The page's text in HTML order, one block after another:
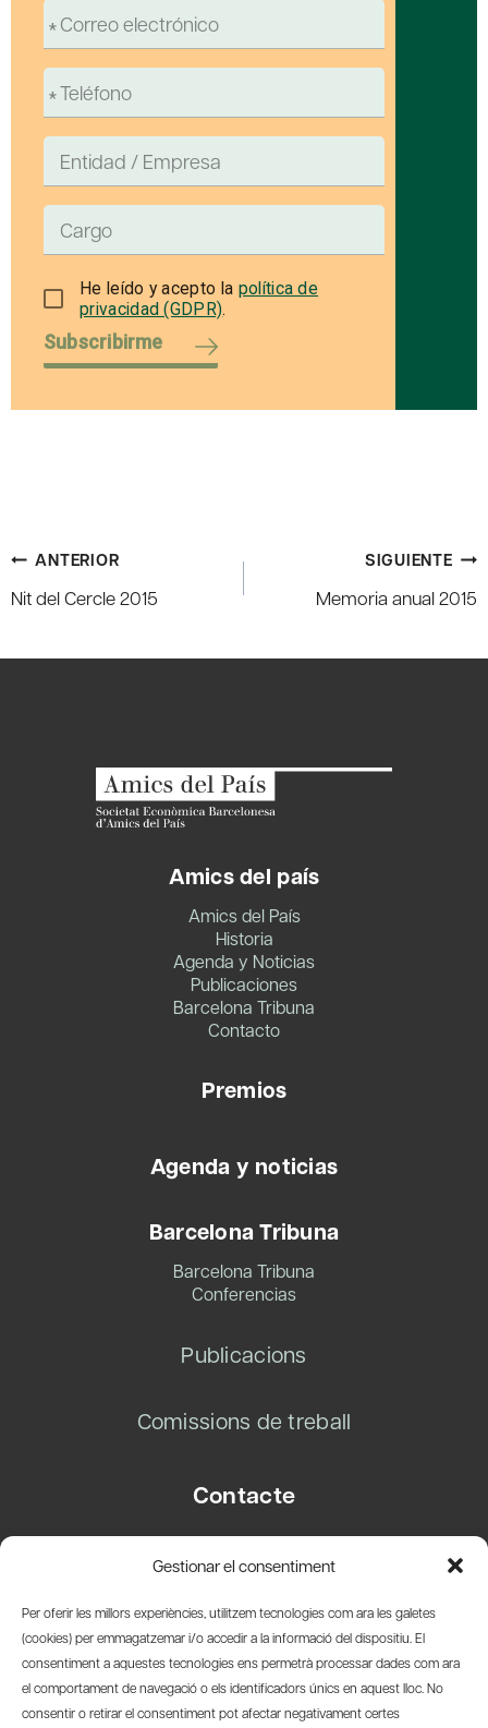
Gestionar el consentiment
Per oferir les millors experiències, utilitzem tecnologies com ara les galetes
(cookies) per emmagatzemar i/o accedir a la informació del dispositiu. El
consentiment a aquestes tecnologies ens permetrà processar dades com ara
el comportament de navegació o els identificadors únics en aquest lloc. No
consentir o retirar el consentiment pot afectar negativament certes
He leído y acepto la política de
privacidad (GDPR).
Subscribirme
Navegación
de
ANTERIOR
Nit del Cercle 2015
SIGUIENTE
Memoria anual 2015
Amics del país
Amics del País
Historia
Agenda y Noticias
Publicaciones
Barcelona Tribuna
Contacto
Premios
Agenda y noticias
Barcelona Tribuna
Barcelona Tribuna
Conferencias
Publicacions
Comissions de treball
Contacte
08003 Barcelona
info@amicsdelpais.com
Suscripció Newsletter